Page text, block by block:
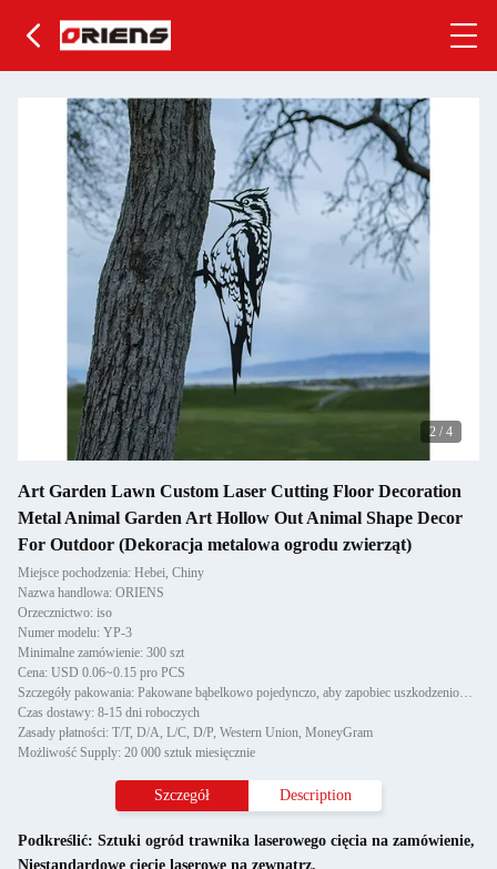
2 / 4
Art Garden Lawn Custom Laser Cutting Floor Decoration
Metal Animal Garden Art Hollow Out Animal Shape Decor
For Outdoor (Dekoracja metalowa ogrodu zwierząt)
Miejsce pochodzenia: Hebei, Chiny
Nazwa handlowa: ORIENS
Orzecznictwo: iso
Numer modelu: YP-3
Minimalne zamówienie: 300 szt
Cena: USD 0.06~0.15 pro PCS
Szczegóły pakowania: Pakowane bąbelkowo pojedynczo, aby zapobiec uszkodzeniom i zadrapaniom podczas transportu, następnie
Czas dostawy: 8-15 dni roboczych
Zasady płatności: T/T, D/A, L/C, D/P, Western Union, MoneyGram
Możliwość Supply: 20 000 sztuk miesięcznie
Szczegół Description
Podkreślić: Sztuki ogród trawnika laserowego cięcia na zamówienie,
Niestandardowe cięcie laserowe na zewnątrz,